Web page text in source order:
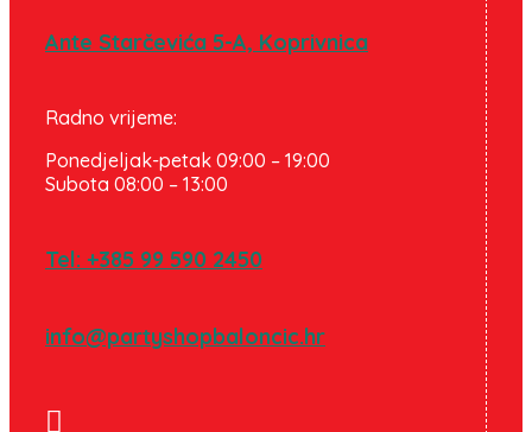
Ante Starčevića 5-A, Koprivnica
Radno vrijeme:
Ponedjeljak-petak 09:00 – 19:00
Subota 08:00 – 13:00
Tel: +385 99 590 2450
info@partyshopbaloncic.hr